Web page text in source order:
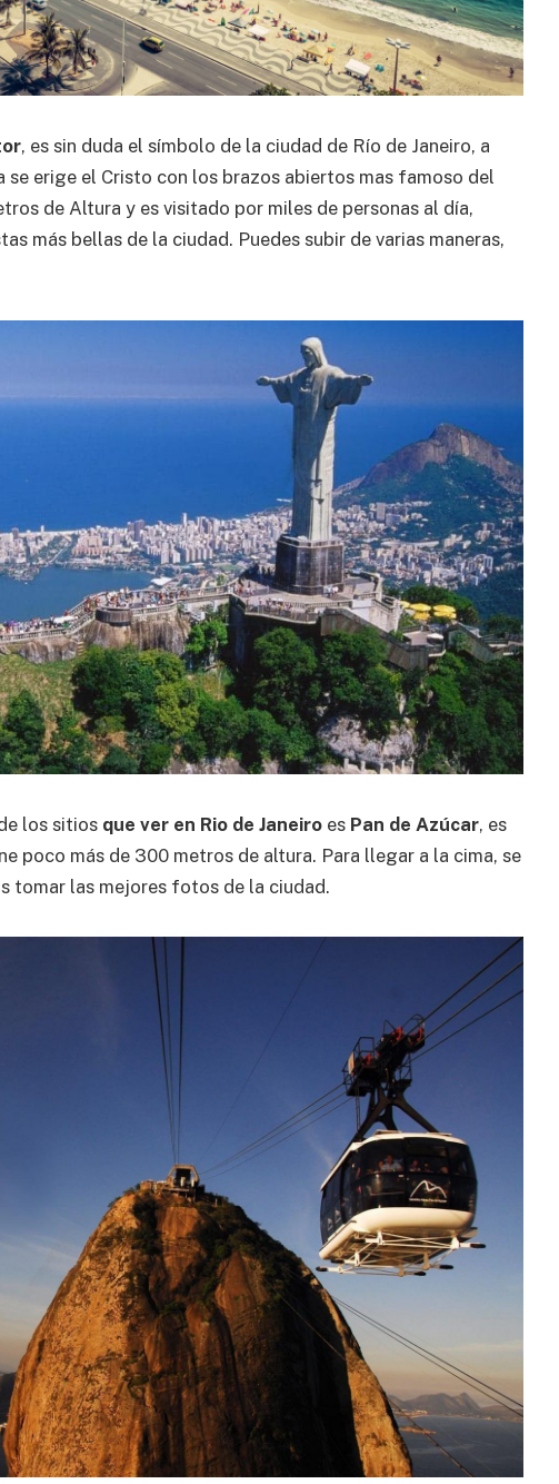
, es sin duda el símbolo de la ciudad de Río de Janeiro, a
se erige el Cristo con los brazos abiertos mas famoso del
de Altura y es visitado por miles de personas al día,
más bellas de la ciudad. Puedes subir de varias maneras,
los sitios que ver en Rio de Janeiro es Pan de Azúcar, es
poco más de 300 metros de altura. Para llegar a la cima, se
tomar las mejores fotos de la ciudad.